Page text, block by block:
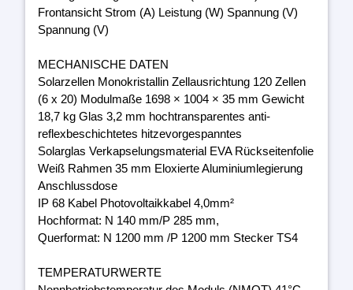
Frontansicht Strom (A) Leistung (W) Spannung (V)
Spannung (V)
MECHANISCHE DATEN
Solarzellen Monokristallin Zellausrichtung 120 Zellen
(6 x 20) Modulmaße 1698 × 1004 × 35 mm Gewicht
18,7 kg Glas 3,2 mm hochtransparentes anti-
reflexbeschichtetes hitzevorgespanntes
Solarglas Verkapselungsmaterial EVA Rückseitenfolie
Weiß Rahmen 35 mm Eloxierte Aluminiumlegierung
Anschlussdose
IP 68 Kabel Photovoltaikkabel 4,0mm²
Hochformat: N 140 mm/P 285 mm,
Querformat: N 1200 mm /P 1200 mm Stecker TS4
TEMPERATURWERTE